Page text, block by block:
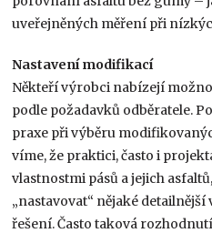
uveřejněných měření při
Nastavení modifikací
Někteří výrobci nabízejí
podle požadavků odběratele.
praxe při výběru
víme, že praktici, často i
vlastnostmi pásů a jejich
„nastavovat“ nějaké
řešení. Často taková